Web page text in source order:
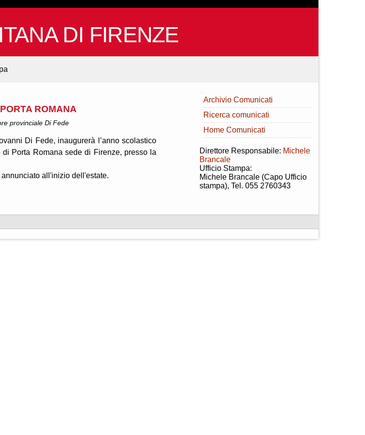
DI FIRENZE
ROMANA
provinciale Di Fede
Di Fede, inaugurerà l’anno scolastico
Porta Romana sede di Firenze, presso la
all'inizio dell'estate.
Archivio Comunicati
Ricerca comunicati
Home Comunicati
Direttore Responsabile: Michele
Brancale
Ufficio Stampa:
Michele Brancale (Capo Ufficio
stampa), Tel. 055 2760343